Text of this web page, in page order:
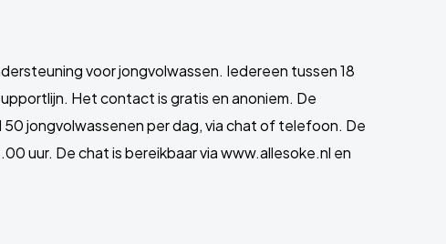
voor jongvolwassen. Iedereen tussen 18
Het contact is gratis en anoniem. De
jongvolwassenen per dag, via chat of telefoon. De
uur. De chat is bereikbaar via www.allesoke.nl en